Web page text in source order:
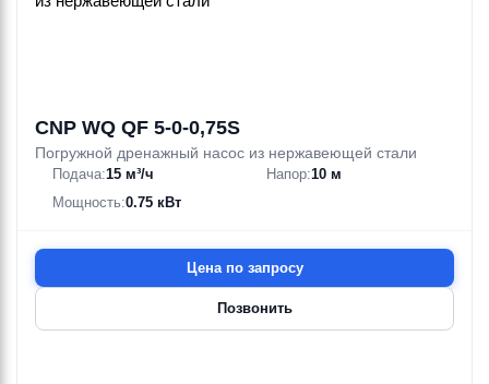
CNP WQ QF 5-0-0,75S
Погружной дренажный насос из нержавеющей стали
Подача:15 м³/ч Напор:10 м
Мощность:0.75 кВт
Цена по запросу
Позвонить